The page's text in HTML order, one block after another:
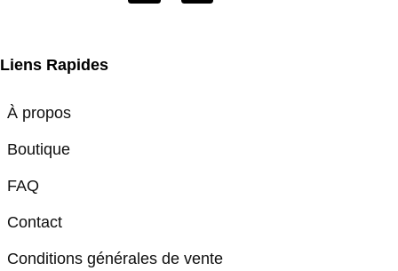
Liens Rapides
À propos
Boutique
FAQ
Contact
Conditions générales de vente